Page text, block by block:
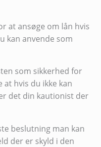
at ansøge om lån hvis
kan anvende som
som sikkerhed for
at hvis du ikke kan
det din kautionist der
beslutning man kan
der er skyld i den